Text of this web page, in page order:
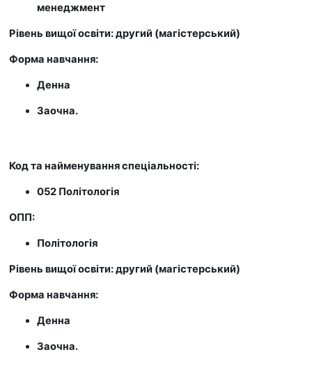
менеджмент
Рівень вищої освіти: другий (магістерський)
Форма навчання:
Денна
Заочна.
Код та найменування спеціальності:
052 Політологія
ОПП:
Політологія
Рівень вищої освіти: другий (магістерський)
Форма навчання:
Денна
Заочна.